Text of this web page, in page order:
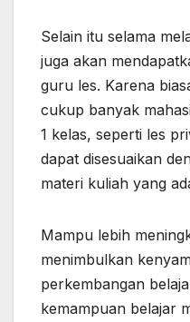
Selain itu selama
juga akan
guru les. Karena
cukup banyak
1 kelas, seperti les
dapat disesuaikan
materi kuliah yang
Mampu lebih
menimbulkan
perkembangan
kemampuan belajar